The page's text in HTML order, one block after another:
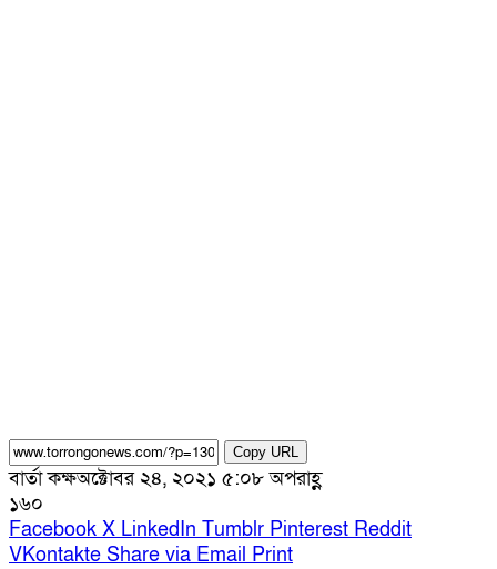
Copy URL
বার্তা কক্ষঅক্টোবর ২৪, ২০২১ ৫:০৮ অপরাহ্ণ
১৬০
Facebook X LinkedIn Tumblr Pinterest Reddit
VKontakte Share via Email Print